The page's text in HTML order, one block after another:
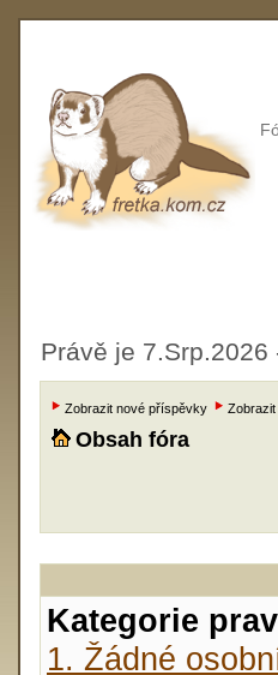
Právě je 7.Srp.2026
Zobrazit nové příspěvky
Obsah fóra
Kategorie
1. Žádné